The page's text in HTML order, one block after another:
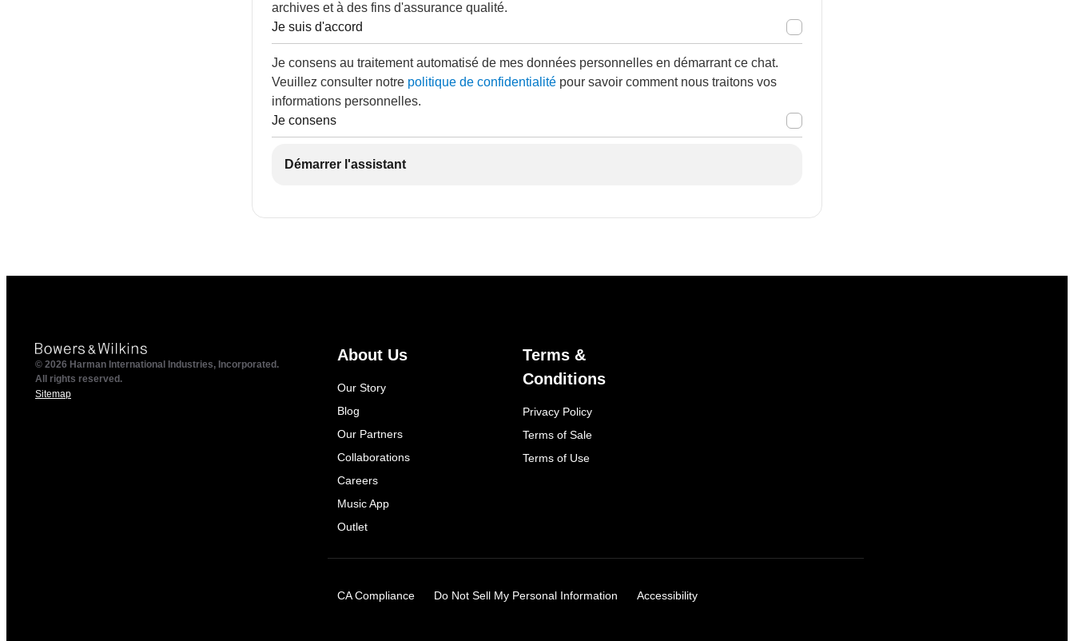
archives et à des fins d'assurance qualité.
Je suis d'accord
Je consens au traitement automatisé de mes données personnelles en démarrant ce chat.
Veuillez consulter notre politique de confidentialité pour savoir comment nous traitons vos
informations personnelles.
Je consens
Démarrer l'assistant
© 2026 Harman International Industries, Incorporated.
All rights reserved.
Sitemap
About Us
Our Story
Blog
Our Partners
Collaborations
Careers
Music App
Outlet
Terms &
Conditions
Privacy Policy
Terms of Sale
Terms of Use
CA Compliance Do Not Sell My Personal Information Accessibility